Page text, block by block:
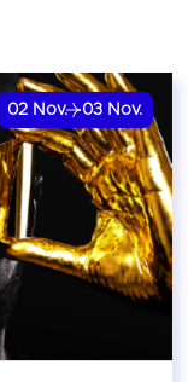
02 Nov. 03 Nov.